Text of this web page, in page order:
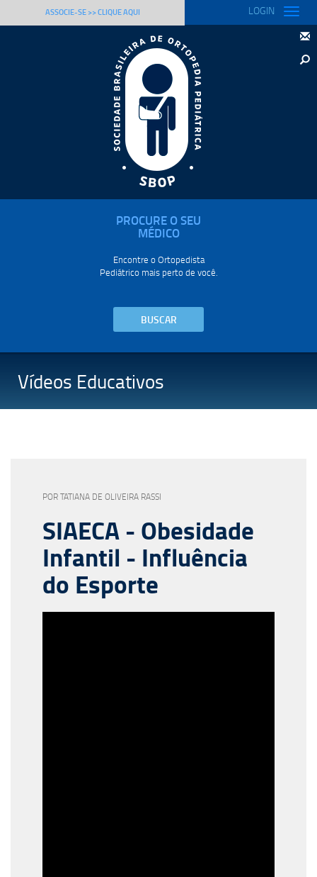
ASSOCIE-SE >> CLIQUE AQUI LOGIN
Toggle
PROCURE O SEU
MÉDICO
Encontre o Ortopedista
Pediátrico mais perto de você.
BUSCAR
Vídeos Educativos
POR TATIANA DE OLIVEIRA RASSI
SIAECA - Obesidade
Infantil - Influência
do Esporte